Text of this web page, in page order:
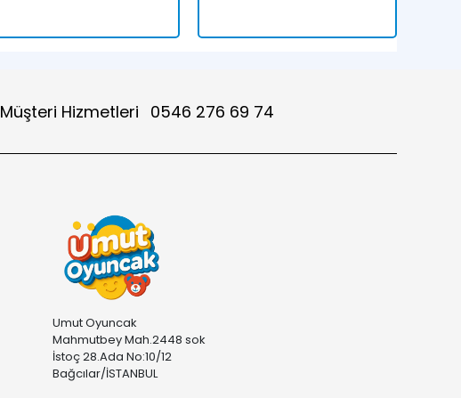
Müşteri Hizmetleri 0546 276 69 74
Umut Oyuncak
Mahmutbey Mah.2448 sok
İstoç 28.Ada No:10/12
Bağcılar/İSTANBUL